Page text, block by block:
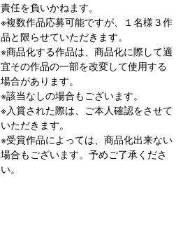
責任を負いかねます。
※複数作品応募可能ですが、１名様３作
品と限らせていただきます。
※商品化する作品は、商品化に際して適
宜その作品の一部を改変して使用する
場合があります。
※該当なしの場合もございます。
※入賞された際は、ご本人確認をさせて
いただきます。
※受賞作品によっては、商品化出来ない
場合もございます。予めご了承くださ
い。